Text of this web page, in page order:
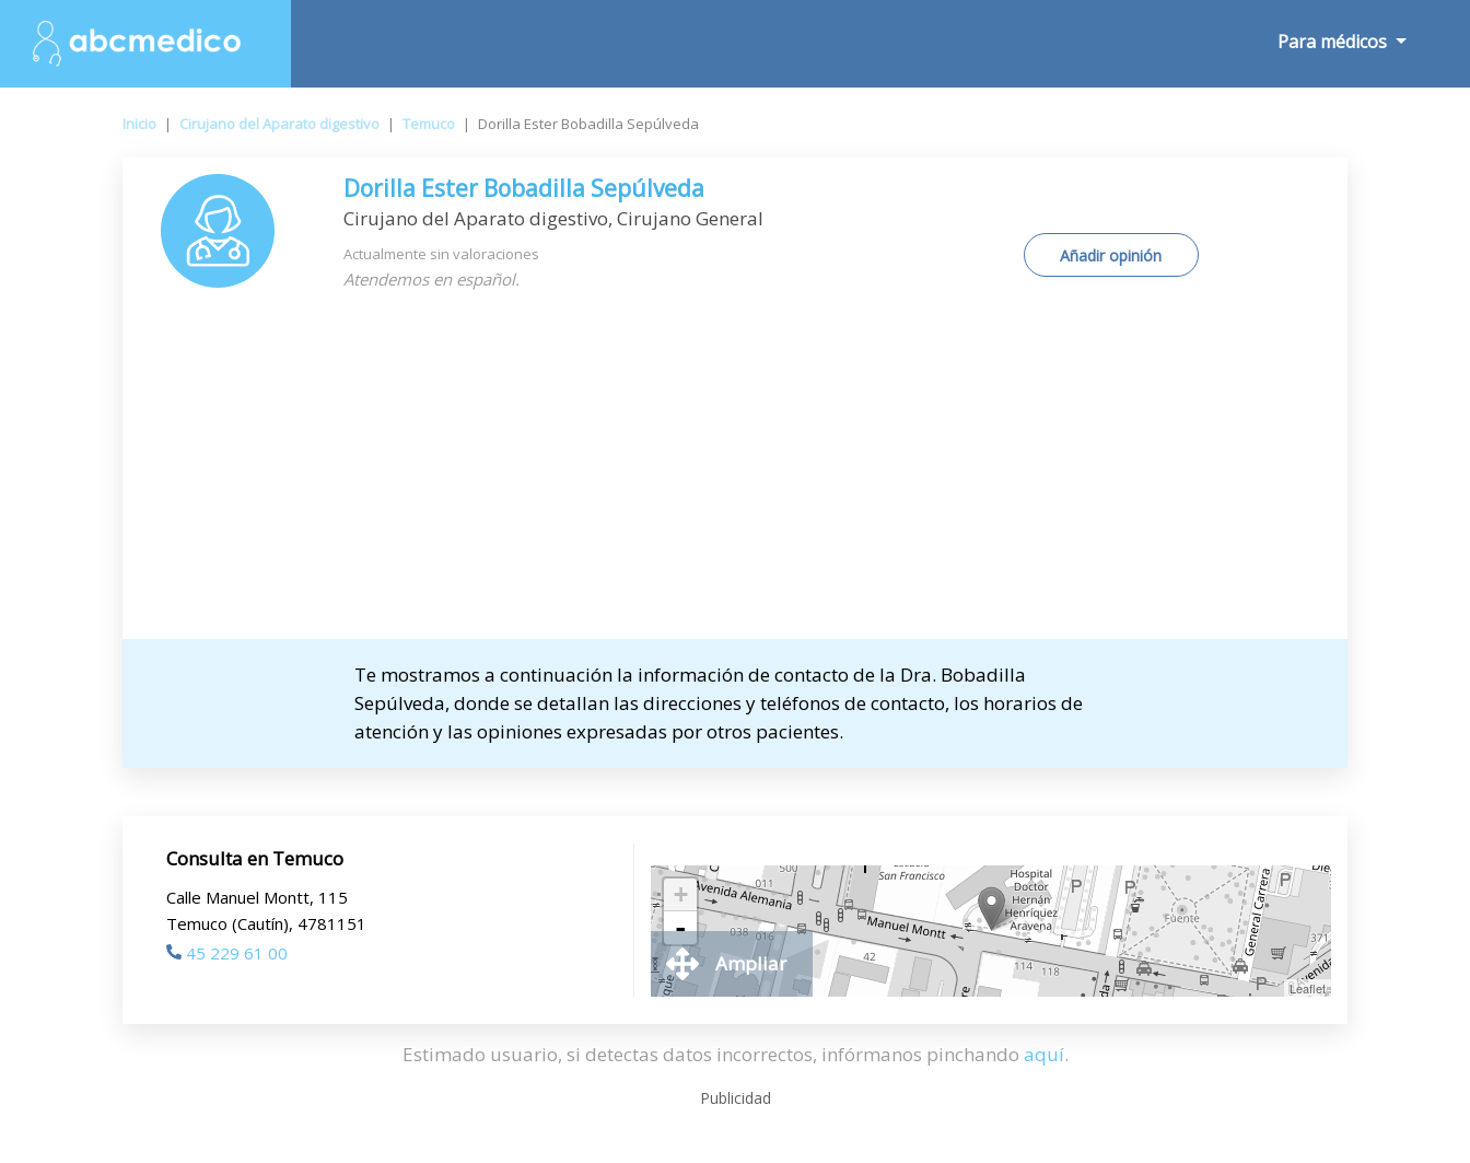
Para médicos
Inicio | Cirujano del Aparato digestivo | Temuco | Dorilla Ester Bobadilla Sepúlveda
Dorilla Ester Bobadilla Sepúlveda
Cirujano del Aparato digestivo, Cirujano General
Actualmente sin valoraciones
Atendemos en español.
Añadir opinión
Te mostramos a continuación la información de contacto de la Dra. Bobadilla
Sepúlveda, donde se detallan las direcciones y teléfonos de contacto, los horarios de
atención y las opiniones expresadas por otros pacientes.
Consulta en Temuco
Calle Manuel Montt, 115
Temuco (Cautín), 4781151
45 229 61 00
+
-
Leaflet
Ampliar
Estimado usuario, si detectas datos incorrectos, infórmanos pinchando aquí.
Publicidad